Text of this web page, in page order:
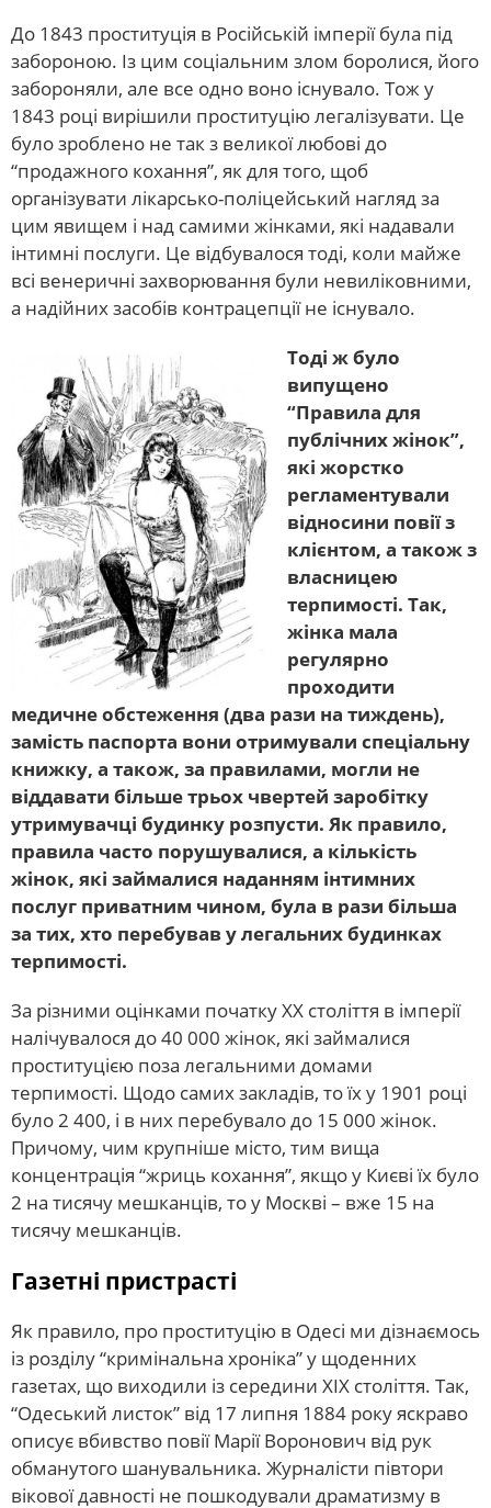
До 1843 проституція в Російській імперії була під
забороною. Із цим соціальним злом боролися, його
забороняли, але все одно воно існувало. Тож у
1843 році вирішили проституцію легалізувати. Це
було зроблено не так з великої любові до
“продажного кохання”, як для того, щоб
організувати лікарсько-поліцейський нагляд за
цим явищем і над самими жінками, які надавали
інтимні послуги. Це відбувалося тоді, коли майже
всі венеричні захворювання були невиліковними,
а надійних засобів контрацепції не існувало.
Тоді ж було
випущено
“Правила для
публічних жінок”,
які жорстко
регламентували
відносини повії з
клієнтом, а також з
власницею
терпимості. Так,
жінка мала
регулярно
проходити
медичне обстеження (два рази на тиждень),
замість паспорта вони отримували спеціальну
книжку, а також, за правилами, могли не
віддавати більше трьох чвертей заробітку
утримувачці будинку розпусти. Як правило,
правила часто порушувалися, а кількість
жінок, які займалися наданням інтимних
послуг приватним чином, була в рази більша
за тих, хто перебував у легальних будинках
терпимості.
За різними оцінками початку XX століття в імперії
налічувалося до 40 000 жінок, які займалися
проституцією поза легальними домами
терпимості. Щодо самих закладів, то їх у 1901 році
було 2 400, і в них перебувало до 15 000 жінок.
Причому, чим крупніше місто, тим вища
концентрація “жриць кохання”, якщо у Києві їх було
2 на тисячу мешканців, то у Москві – вже 15 на
тисячу мешканців.
Газетні пристрасті
Як правило, про проституцію в Одесі ми дізнаємось
із розділу “кримінальна хроніка” у щоденних
газетах, що виходили із середини XIX століття. Так,
“Одеський листок” від 17 липня 1884 року яскраво
описує вбивство повії Марії Воронович від рук
обманутого шанувальника. Журналісти півтори
вікової давності не пошкодували драматизму в